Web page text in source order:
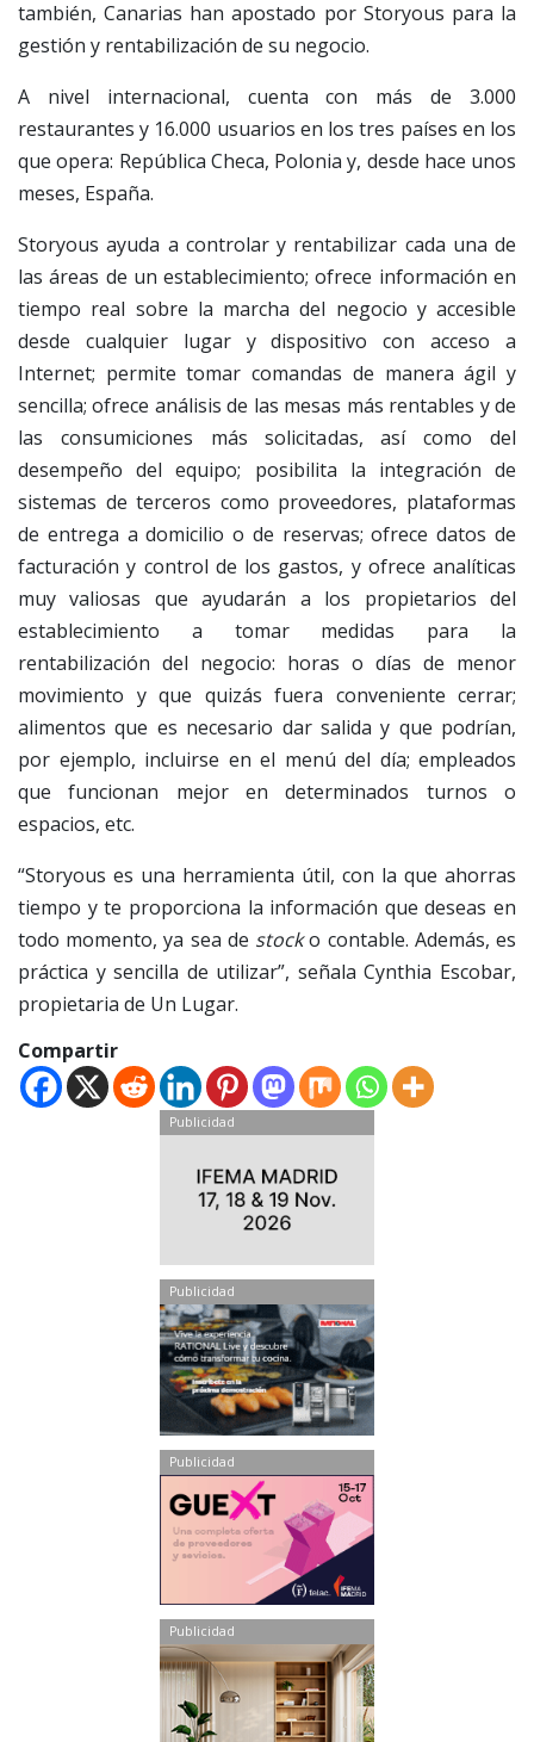
también, Canarias han apostado por Storyous para la
gestión y rentabilización de su negocio.
A nivel internacional, cuenta con más de 3.000
restaurantes y 16.000 usuarios en los tres países en los
que opera: República Checa, Polonia y, desde hace unos
meses, España.
Storyous ayuda a controlar y rentabilizar cada una de
las áreas de un establecimiento; ofrece información en
tiempo real sobre la marcha del negocio y accesible
desde cualquier lugar y dispositivo con acceso a
Internet; permite tomar comandas de manera ágil y
sencilla; ofrece análisis de las mesas más rentables y de
las consumiciones más solicitadas, así como del
desempeño del equipo; posibilita la integración de
sistemas de terceros como proveedores, plataformas
de entrega a domicilio o de reservas; ofrece datos de
facturación y control de los gastos, y ofrece analíticas
muy valiosas que ayudarán a los propietarios del
establecimiento a tomar medidas para la
rentabilización del negocio: horas o días de menor
movimiento y que quizás fuera conveniente cerrar;
alimentos que es necesario dar salida y que podrían,
por ejemplo, incluirse en el menú del día; empleados
que funcionan mejor en determinados turnos o
espacios, etc.
“Storyous es una herramienta útil, con la que ahorras
tiempo y te proporciona la información que deseas en
todo momento, ya sea de stocko contable. Además, es
práctica y sencilla de utilizar”, señala Cynthia Escobar,
propietaria de Un Lugar.
Compartir
Publicidad
Publicidad
Publicidad
Publicidad